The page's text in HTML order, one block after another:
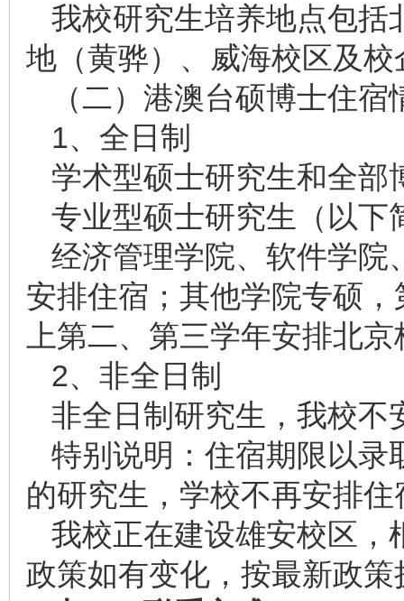
我校研究生培养地点包括
地（黄骅）、威海校区及
（二）港澳台硕博士住宿
1、全日制
学术型硕士研究生和全部
专业型硕士研究生（以下
经济管理学院、软件学院
安排住宿；其他学院专硕
上第二、第三学年安排北
2、非全日制
非全日制研究生，我校不
特别说明：住宿期限以录
的研究生，学校不再安排住
我校正在建设雄安校区，
政策如有变化，按最新政策